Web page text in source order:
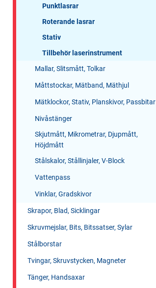
Punktlasrar
Roterande lasrar
Stativ
Tillbehör laserinstrument
Mallar, Slitsmått, Tolkar
Måttstockar, Mätband, Mäthjul
Mätklockor, Stativ, Planskivor, Passbitar
Nivåstänger
Skjutmått, Mikrometrar, Djupmått,
Höjdmått
Stålskalor, Stållinjaler, V-Block
Vattenpass
Vinklar, Gradskivor
Skrapor, Blad, Sicklingar
Skruvmejslar, Bits, Bitssatser, Sylar
Stålborstar
Tvingar, Skruvstycken, Magneter
Tänger, Handsaxar